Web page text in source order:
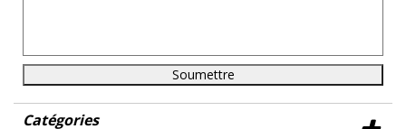
Catégories